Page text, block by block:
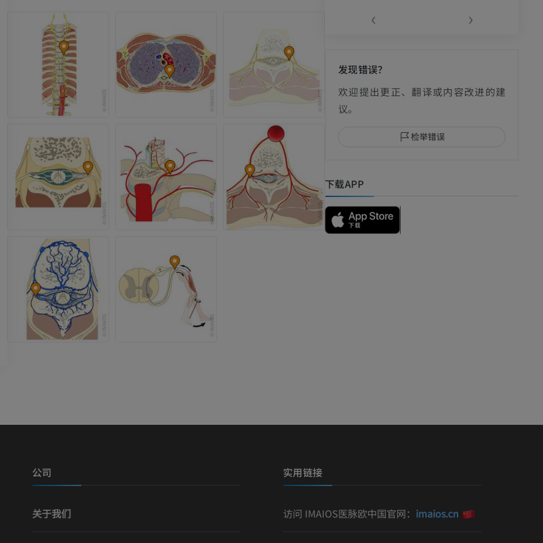
手部MRI
MRI
优质会员
上肢X光照片
放射影像学
上肢
插画
优质会员
血管造影术
免費
可视人计划
摄影
优质会员
膝CT关节造影
CT关节造影
脚踝和后足MRI
优质会员
前足MRI
下肢血管造影
‹ ›
发现错误？
欢迎提出更正、翻译或内容改进的建
议。
检举错误
下载APP
公司
关于我们
实用链接
访问 IMAIOS医脉欧中国官网： imaios.cn